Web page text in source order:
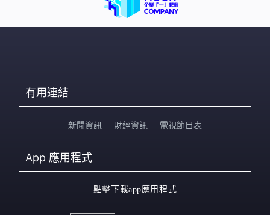
有用連結
新聞資訊 財經資訊 電視節目表
App 應用程式
點擊下載app應用程式